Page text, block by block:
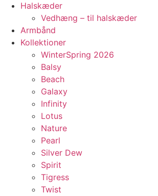
Halskæder
Vedhæng – til halskæder
Armbånd
Kollektioner
WinterSpring 2026
Balsy
Beach
Galaxy
Infinity
Lotus
Nature
Pearl
Silver Dew
Spirit
Tigress
Twist